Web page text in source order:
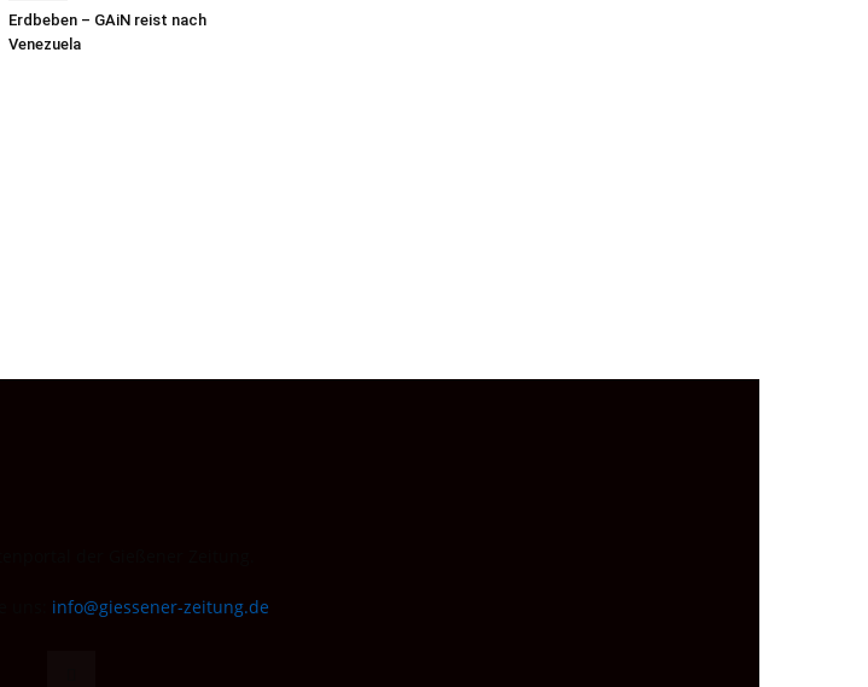
Erdbeben – GAiN reist nach
Venezuela
info@giessener-zeitung.de